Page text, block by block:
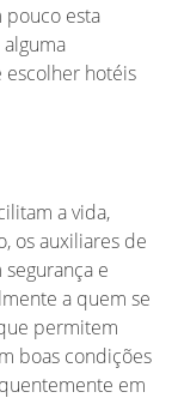
esta
escolher hotéis
a vida,
os auxiliares de
e
a quem se
permitem
boas condições
em